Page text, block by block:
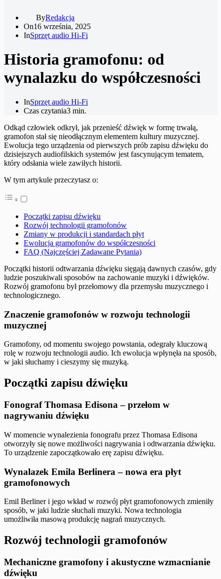
ByRedakcja
On16 września, 2025
InSprzęt audio Hi-Fi
Historia gramofonu: od
wynalazku do współczesności
InSprzęt audio Hi-Fi
Czas czytania3 min.
Odkąd człowiek odkrył, jak przenieść dźwięk w formę trwałą,
gramofon stał się nieodłącznym elementem kultury muzycznej.
Ewolucja tego urządzenia od pierwszych prób zapisu dźwięku do
dzisiejszych audiofilskich systemów jest fascynującym tematem,
który odsłania wiele zawiłych historii.
W tym artykule przeczytasz o:
Początki zapisu dźwięku
Rozwój technologii gramofonów
Zmiany w produkcji i standardach płyt
Ewolucja gramofonów do współczesności
FAQ (Najczęściej Zadawane Pytania)
Początki historii odtwarzania dźwięku sięgają dawnych czasów, gdy
ludzie poszukiwali sposobów na zachowanie muzyki i dźwięków.
Rozwój gramofonu był przełomowy dla przemysłu muzycznego i
technologicznego.
Znaczenie gramofonów w rozwoju technologii
muzycznej
Gramofony, od momentu swojego powstania, odegrały kluczową
rolę w rozwoju technologii audio. Ich ewolucja wpłynęła na sposób,
w jaki słuchamy i cieszymy się muzyką.
Początki zapisu dźwięku
Fonograf Thomasa Edisona – przełom w
nagrywaniu dźwięku
W momencie wynalezienia fonografu przez Thomasa Edisona
otworzyły się nowe możliwości nagrywania i odtwarzania dźwięku.
To urządzenie zapoczątkowało erę zapisu dźwięku.
Wynalazek Emila Berlinera – nowa era płyt
gramofonowych
Emil Berliner i jego wkład w rozwój płyt gramofonowych zmieniły
sposób, w jaki ludzie słuchali muzyki. Nowa technologia
umożliwiła masową produkcję nagrań muzycznych.
Rozwój technologii gramofonów
Mechaniczne gramofony i akustyczne wzmacnianie
dźwięku